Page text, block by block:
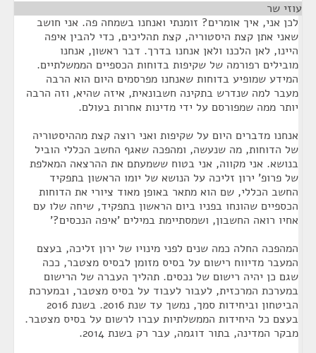
עוזי שר
לכן אני, איך אומרים? זומנתי ואנחנו בשמחה פה. אני חושב
שאני אתן קצת היסטוריה, קצת תהליכים, כדי להבין איפה
היינו, לאן הלכנו ולאן אנחנו בדרך. דבר ראשון, אנחנו
מובילים רפורמה של שקיפות בדוחות הכספיים הממשלתיים.
המידע שמופיע בדוחות שאנחנו מפרסמים היום הוא הרבה
מעבר למה שנדרש בתקינה חשבונאית, איזה שהיא, וזה הרבה
יותר ממה שמפורסם על ידי מדינות אחרות בעולם.
אנחנו מדברים היום על שקיפות ואני רוצה קצת מההיסטוריה
של הדוחות, מה שנעשה, ומהפכה שאגף החשב הכללי הוביל
בנושא. אני מקווה, אני בטוח ששמעתם את ההרצאה המאלפת
של פרופ' ירון זליכה על הנושא של יומו הראשון בתפקיד
החשב הכללי, שם הוא מתאר באופן מאוד ציורי את הדוחות
הכספיים שהונחו בפניו ביום הראשון בתפקיד, שיחה שלו עם
אחיו רואה החשבון, ושמסתיימת במילים 'איפה הנכסים?'
המהפכה החלה כמה שנים לפני מינויו של ירון זליכה, בעצם
המעבר מדיווח רישום על בסיס מזומן לבסיס מצטבר, ככה
שגם כן יהיה רישום של נכסים. תהליך העברה של הרישום
במערכת המרכזית, לעבור לעבוד על בסיס מצטבר, ובמערכת
הביטחון וביחידות סמך, נמשך עד שנת 2016. בשנת 2016
בעצם כל היחידות הממשלתיות עברו לרשום על בסיס מצטבר.
מבקר המדינה, בתור דוגמה, עבר רק בשנת 2014.